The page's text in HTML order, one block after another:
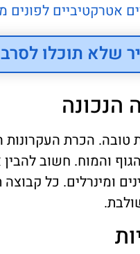
אטרקטיביים לפונים
שלא תוכלו
הנכונה
טובה. הכרת העקרונות
והמוח. חשוב
ומינרלים. כל